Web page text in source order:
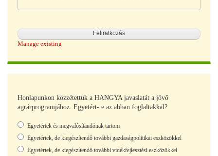
Manage existing
Honlapunkon közzétettük a HANGYA javaslatát a jövő
agrárprogramjához. Egyetért- e az abban foglaltakkal?
Választások
Egyetértek és megvalósítandónak tartom
Egyetértek, de kiegészítendő további gazdaságpolitikai eszközökkel
Egyetértek, de kiegészítendő további vidékfejlesztési eszközökkel